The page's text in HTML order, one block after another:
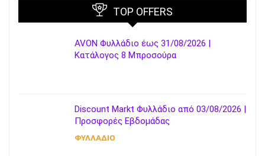
TOP OFFERS
AVON Φυλλάδιο έως 31/08/2026 |
Κατάλογος 8 Μπροσούρα
Discount Markt Φυλλάδιο από 03/08/2026 |
Προσφορές Εβδομάδας
ΦΥΛΛΑΔΙΟ